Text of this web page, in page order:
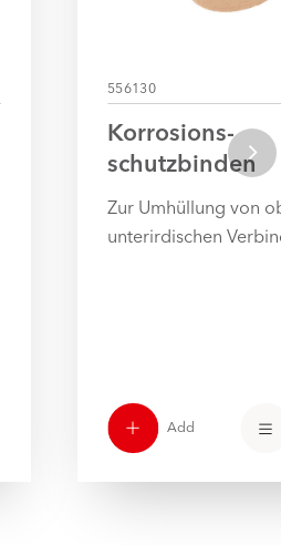
556130
Korrosions­
schutzbinden
Zur Umhüllung von
unterirdischen
Add